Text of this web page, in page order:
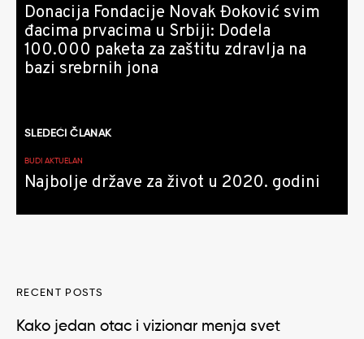
Donacija Fondacije Novak Đoković svim
đacima prvacima u Srbiji: Dodela
100.000 paketa za zaštitu zdravlja na
bazi srebrnih jona
SLEDEĆI ČLANAK
BUDI AKTUELAN
Najbolje države za život u 2020. godini
RECENT POSTS
Kako jedan otac i vizionar menja svet